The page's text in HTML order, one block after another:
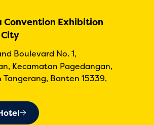
Convention Exhibition
City
Boulevard No. 1,
Kecamatan Pagedangan,
Banten 15339,